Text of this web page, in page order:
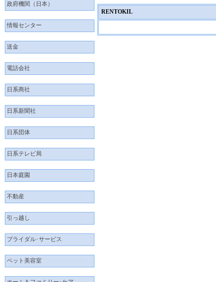
政府機関（日本）
情報センター
送金
電話会社
日系商社
日系新聞社
日系団体
日系テレビ局
日本庭園
不動産
引っ越し
ブライダル･サービス
ペット美容室
RENTOKIL